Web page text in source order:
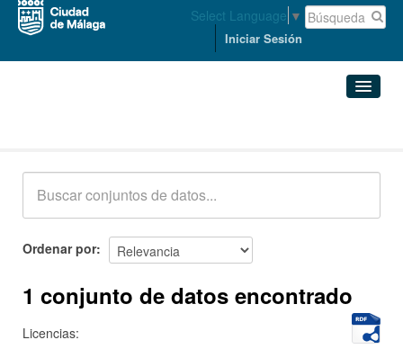
Select Language ▼
Iniciar Sesión
Acerca de
Ordenar por
1 conjunto de datos encontrado
Licencias: